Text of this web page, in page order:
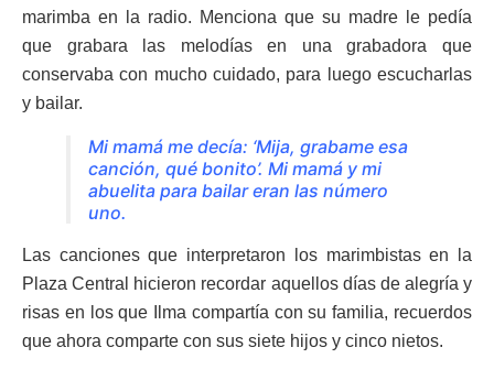
marimba en la radio. Menciona que su madre le pedía
que grabara las melodías en una grabadora que
conservaba con mucho cuidado, para luego escucharlas
y bailar.
Mi mamá me decía: ‘Mija, grabame esa
canción, qué bonito’. Mi mamá y mi
abuelita para bailar eran las número
uno.
Las canciones que interpretaron los marimbistas en la
Plaza Central hicieron recordar aquellos días de alegría y
risas en los que Ilma compartía con su familia, recuerdos
que ahora comparte con sus siete hijos y cinco nietos.